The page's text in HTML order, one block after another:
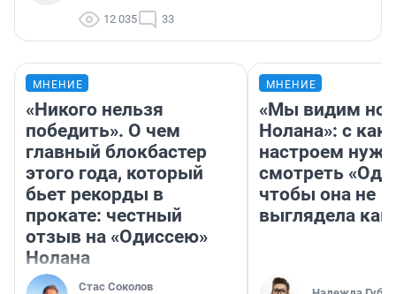
12 035 33
МНЕНИЕ
«Никого нельзя
победить». О чем
главный блокбастер
этого года, который
бьет рекорды в
прокате: честный
отзыв на «Одиссею»
Нолана
Стас Соколов
МНЕНИЕ
«Мы видим
Нолана»: с
настроем
смотреть
чтобы она не
выглядела как